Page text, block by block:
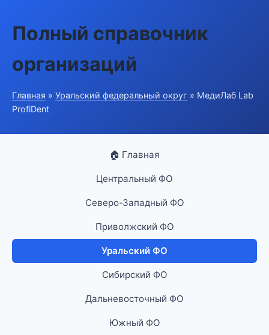
Полный справочник
организаций
Главная » Уральский федеральный округ » МедиЛаб Lab
ProfiDent
🏠 Главная
Центральный ФО
Северо-Западный ФО
Приволжский ФО
Уральский ФО
Сибирский ФО
Дальневосточный ФО
Южный ФО